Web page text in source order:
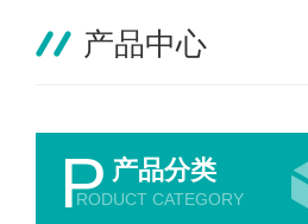
产品中心
P 产品分类
RODUCT CATEGORY